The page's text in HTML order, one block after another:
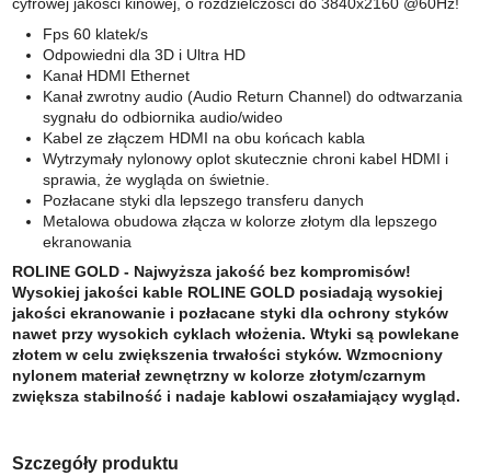
cyfrowej jakości kinowej, o rozdzielczości do 3840x2160 @60Hz!
Fps 60 klatek/s
Odpowiedni dla 3D i Ultra HD
Kanał HDMI Ethernet
Kanał zwrotny audio (Audio Return Channel) do odtwarzania
sygnału do odbiornika audio/wideo
Kabel ze złączem HDMI na obu końcach kabla
Wytrzymały nylonowy oplot skutecznie chroni kabel HDMI i
sprawia, że wygląda on świetnie.
Pozłacane styki dla lepszego transferu danych
Metalowa obudowa złącza w kolorze złotym dla lepszego
ekranowania
ROLINE GOLD - Najwyższa jakość bez kompromisów!
Wysokiej jakości kable ROLINE GOLD posiadają wysokiej
jakości ekranowanie i pozłacane styki dla ochrony styków
nawet przy wysokich cyklach włożenia. Wtyki są powlekane
złotem w celu zwiększenia trwałości styków. Wzmocniony
nylonem materiał zewnętrzny w kolorze złotym/czarnym
zwiększa stabilność i nadaje kablowi oszałamiający wygląd.
Szczegóły produktu